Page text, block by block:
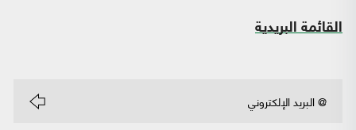
القائمة البريدية